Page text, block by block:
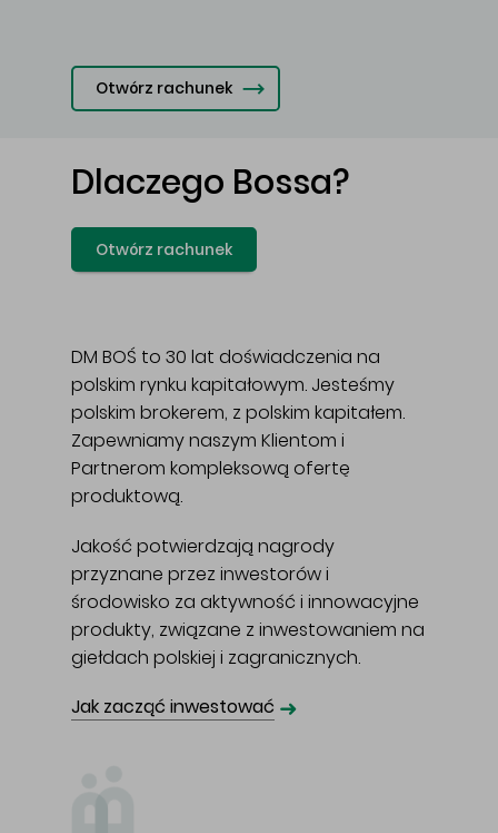
Otwórz rachunek
Dlaczego Bossa?
Otwórz rachunek
DM BOŚ to 30 lat doświadczenia na
polskim rynku kapitałowym. Jesteśmy
polskim brokerem, z polskim kapitałem.
Zapewniamy naszym Klientom i
Partnerom kompleksową ofertę
produktową.
Jakość potwierdzają nagrody
przyznane przez inwestorów i
środowisko za aktywność i innowacyjne
produkty, związane z inwestowaniem na
giełdach polskiej i zagranicznych.
Jak zacząć inwestować ➜